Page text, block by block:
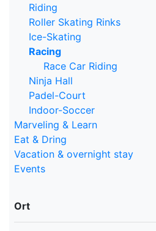
Riding
Roller Skating Rinks
Ice-Skating
Racing
Race Car Riding
Ninja Hall
Padel-Court
Indoor-Soccer
Marveling & Learn
Eat & Dring
Vacation & overnight stay
Events
Ort